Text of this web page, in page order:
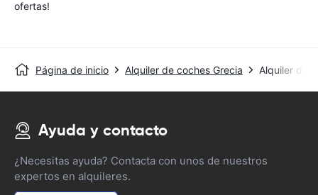
ofertas!
Página de inicio Alquiler de coches Grecia Alquiler de
Ayuda y contacto
¿Necesitas ayuda? Contacta con unos de nuestros
expertos en alquileres.